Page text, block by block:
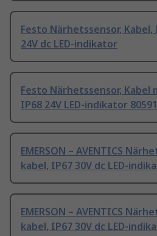
Festo Närhetssensor, Kabel,
24V dc LED-indikator
Festo Närhetssensor, Kabel
IP68 24V LED-indikator
EMERSON – AVENTICS
kabel, IP67 30V dc LED-
EMERSON – AVENTICS
kabel, IP67 30V dc LED-